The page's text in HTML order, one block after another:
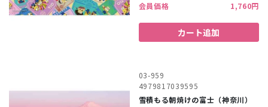
会員価格
1,760円
カート追加
03-959
4979817039595
雪積もる朝焼けの富士（神奈川）